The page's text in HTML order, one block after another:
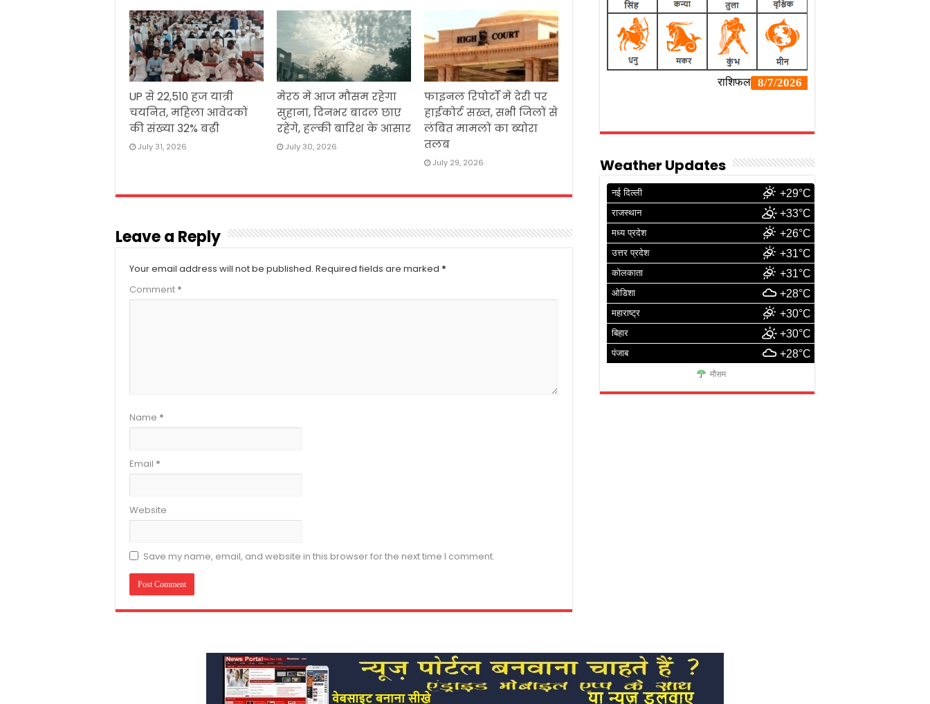
UP से 22,510 हज यात्री
चयनित, महिला आवेदकों
की संख्या 32% बढ़ी
July 31, 2026
मेरठ में आज मौसम रहेगा
सुहाना, दिनभर बादल छाए
रहेंगे, हल्की बारिश के आसार
July 30, 2026
फाइनल रिपोर्टों में देरी पर
हाईकोर्ट सख्त, सभी जिलों से
लंबित मामलों का ब्योरा
तलब
July 29, 2026
Leave a Reply
Your email address will not be published. Required fields are marked *
Comment *
Name *
Email *
Website
Save my name, email, and website in this browser for the next time I comment.
Weather Updates
नई दिल्ली +29°C
राजस्थान +33°C
मध्य प्रदेश +26°C
उत्तर प्रदेश +31°C
कोलकाता +31°C
ओडिशा +28°C
महाराष्ट्र +30°C
बिहार +30°C
पंजाब +28°C
मौसम